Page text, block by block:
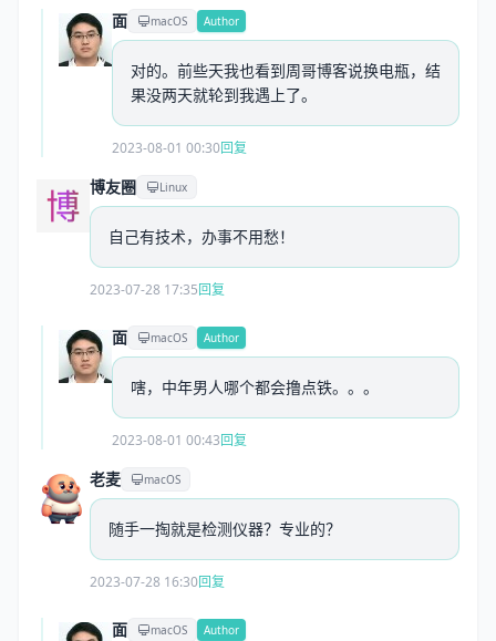
面 macOS Author
对的。前些天我也看到周哥博客说换电瓶，结
果没两天就轮到我遇上了。
2023-08-01 00:30回复
博友圈 Linux
自己有技术，办事不用愁！
2023-07-28 17:35回复
面 macOS Author
嗐，中年男人哪个都会撸点铁。。。
2023-08-01 00:43回复
老麦 macOS
随手一掏就是检测仪器？专业的？
2023-07-28 16:30回复
面 macOS Author